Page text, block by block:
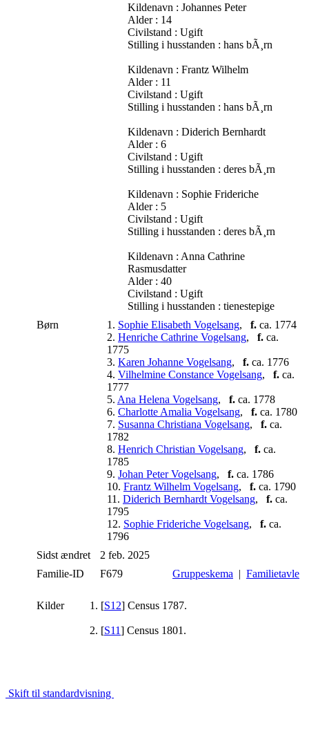
Kildenavn : Johannes Peter
Alder : 14
Civilstand : Ugift
Stilling i husstanden : hans bÃ¸rn
Kildenavn : Frantz Wilhelm
Alder : 11
Civilstand : Ugift
Stilling i husstanden : hans bÃ¸rn
Kildenavn : Diderich Bernhardt
Alder : 6
Civilstand : Ugift
Stilling i husstanden : deres bÃ¸rn
Kildenavn : Sophie Frideriche
Alder : 5
Civilstand : Ugift
Stilling i husstanden : deres bÃ¸rn
Kildenavn : Anna Cathrine
Rasmusdatter
Alder : 40
Civilstand : Ugift
Stilling i husstanden : tienestepige
Børn
1. Sophie Elisabeth Vogelsang, f. ca. 1774
2. Henriche Cathrine Vogelsang, f. ca.
1775
3. Karen Johanne Vogelsang, f. ca. 1776
4. Vilhelmine Constance Vogelsang, f. ca.
1777
5. Ana Helena Vogelsang, f. ca. 1778
6. Charlotte Amalia Vogelsang, f. ca. 1780
7. Susanna Christiana Vogelsang, f. ca.
1782
8. Henrich Christian Vogelsang, f. ca.
1785
9. Johan Peter Vogelsang, f. ca. 1786
10. Frantz Wilhelm Vogelsang, f. ca. 1790
11. Diderich Bernhardt Vogelsang, f. ca.
1795
12. Sophie Frideriche Vogelsang, f. ca.
1796
Sidst ændret
2 feb. 2025
Familie-ID
F679 Gruppeskema | Familietavle
Kilder [S12] Census 1787.
[S11] Census 1801.
Skift til standardvisning